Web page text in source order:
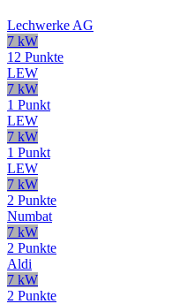
Lechwerke AG
7 kW
12 Punkte
LEW
7 kW
1 Punkt
LEW
7 kW
1 Punkt
LEW
7 kW
2 Punkte
Numbat
7 kW
2 Punkte
Aldi
7 kW
2 Punkte